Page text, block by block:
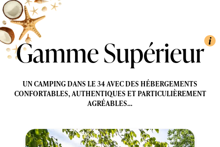
Gamme Supérieur
UN CAMPING DANS LE 34 AVEC DES HÉBERGEMENTS
CONFORTABLES, AUTHENTIQUES ET PARTICULIÈREMENT
AGRÉABLES…